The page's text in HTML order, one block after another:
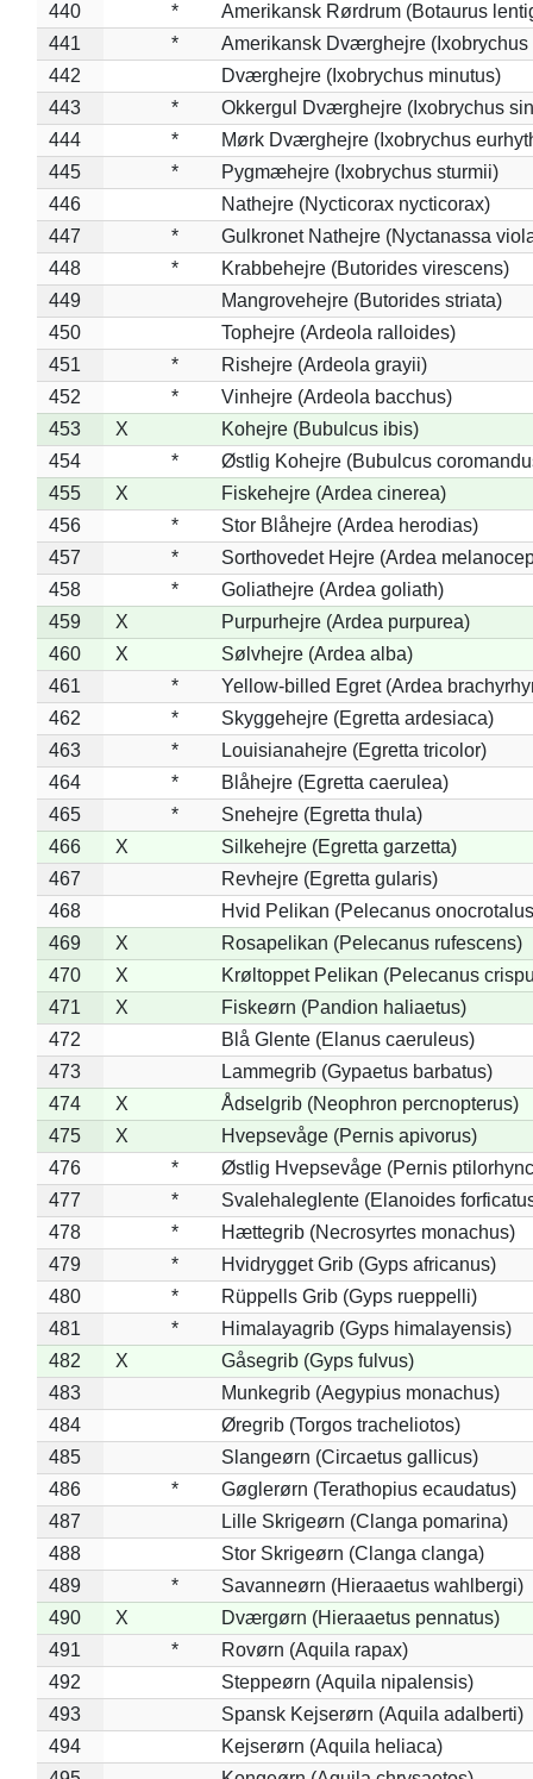
440
*
Amerikansk Rørdrum (Botaurus
441
*
Amerikansk Dværghejre (Ixobrychus
442
Dværghejre (Ixobrychus minutus)
443
*
Okkergul Dværghejre (Ixobrychus
444
*
Mørk Dværghejre (Ixobrychus
445
*
Pygmæhejre (Ixobrychus sturmii)
446
Nathejre (Nycticorax nycticorax)
447
*
Gulkronet Nathejre (Nyctanassa
448
*
Krabbehejre (Butorides virescens)
449
Mangrovehejre (Butorides striata)
450
Tophejre (Ardeola ralloides)
451
*
Rishejre (Ardeola grayii)
452
*
Vinhejre (Ardeola bacchus)
453
X
Kohejre (Bubulcus ibis)
454
*
Østlig Kohejre (Bubulcus
455
X
Fiskehejre (Ardea cinerea)
456
*
Stor Blåhejre (Ardea herodias)
457
*
Sorthovedet Hejre (Ardea
458
*
Goliathejre (Ardea goliath)
459
X
Purpurhejre (Ardea purpurea)
460
X
Sølvhejre (Ardea alba)
461
*
Yellow-billed Egret (Ardea
462
*
Skyggehejre (Egretta ardesiaca)
463
*
Louisianahejre (Egretta tricolor)
464
*
Blåhejre (Egretta caerulea)
465
*
Snehejre (Egretta thula)
466
X
Silkehejre (Egretta garzetta)
467
Revhejre (Egretta gularis)
468
Hvid Pelikan (Pelecanus
469
X
Rosapelikan (Pelecanus rufescens)
470
X
Krøltoppet Pelikan (Pelecanus
471
X
Fiskeørn (Pandion haliaetus)
472
Blå Glente (Elanus caeruleus)
473
Lammegrib (Gypaetus barbatus)
474
X
Ådselgrib (Neophron percnopterus)
475
X
Hvepsevåge (Pernis apivorus)
476
*
Østlig Hvepsevåge (Pernis
477
*
Svalehaleglente (Elanoides
478
*
Hættegrib (Necrosyrtes monachus)
479
*
Hvidrygget Grib (Gyps africanus)
480
*
Rüppells Grib (Gyps rueppelli)
481
*
Himalayagrib (Gyps himalayensis)
482
X
Gåsegrib (Gyps fulvus)
483
Munkegrib (Aegypius monachus)
484
Øregrib (Torgos tracheliotos)
485
Slangeørn (Circaetus gallicus)
486
*
Gøglerørn (Terathopius ecaudatus)
487
Lille Skrigeørn (Clanga pomarina)
488
Stor Skrigeørn (Clanga clanga)
489
*
Savanneørn (Hieraaetus wahlbergi)
490
X
Dværgørn (Hieraaetus pennatus)
491
*
Rovørn (Aquila rapax)
492
Steppeørn (Aquila nipalensis)
493
Spansk Kejserørn (Aquila adalberti)
494
Kejserørn (Aquila heliaca)